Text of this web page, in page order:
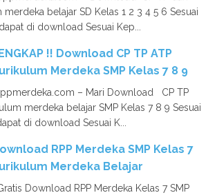
merdeka belajar SD Kelas 1 2 3 4 5 6 Sesuai
di download Sesuai Kep...
!! Download CP TP ATP
Merdeka SMP Kelas 7 8 9
– Mari Download CP TP
merdeka belajar SMP Kelas 7 8 9 Sesuai
di download Sesuai K...
RPP Merdeka SMP Kelas 7
Merdeka Belajar
Download RPP Merdeka Kelas 7 SMP